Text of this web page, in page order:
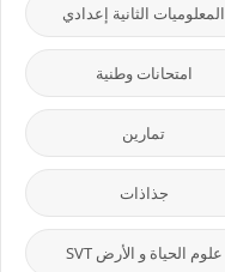
المعلوميات الثانية إعدادي
امتحانات وطنية
تمارين
جذاذات
علوم الحياة و الأرض SVT